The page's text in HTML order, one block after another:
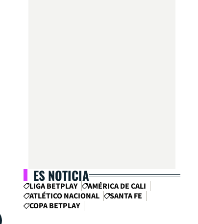
ES NOTICIA
LIGA BETPLAY
AMÉRICA DE CALI
ATLÉTICO NACIONAL
SANTA FE
COPA BETPLAY